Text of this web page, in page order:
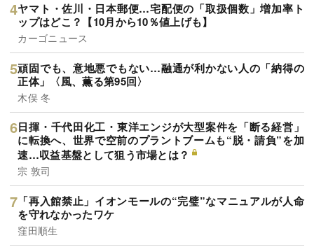
ヤマト・佐川・日本郵便…宅配便の「取扱個数」増加率ト
ップはどこ？【10月から10％値上げも】
カーゴニュース
頑固でも、意地悪でもない…融通が利かない人の「納得の
正体」〈風、薫る第95回〉
木俣 冬
日揮・千代田化工・東洋エンジが大型案件を「断る経営」
に転換へ、世界で空前のプラントブームも“脱・請負”を加
速…収益基盤として狙う市場とは？
宗 敦司
「再入館禁止」イオンモールの“完璧”なマニュアルが人命
を守れなかったワケ
窪田順生